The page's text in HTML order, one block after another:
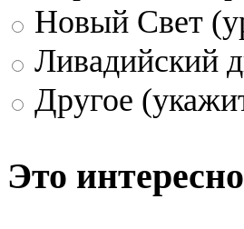
Новый Свет
Ливадийский
Другое
Это